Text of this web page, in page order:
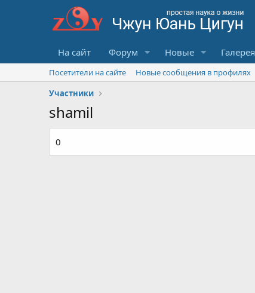
На сайт Форум Новые Галерея
Посетители на сайте
Новые сообщения в профилях
Участники
shamil
0